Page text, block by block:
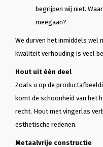
begrijpen wij niet.
meegaan?
We durven het inmiddels
kwaliteit verhouding is veel
Hout uit één deel
Zoals u op de
komt de schoonheid van het
recht. Hout met vingerlas
esthetische redenen.
Metaalvrije constructie
of
J Joost
Een absolute
Een absolute
ook belangrijk
zeer kwalitatief
flexibel!